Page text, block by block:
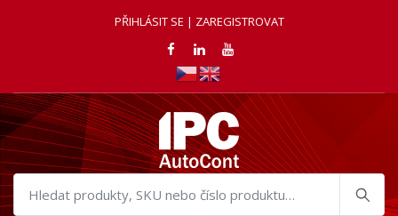
PŘIHLÁSIT SE | ZAREGISTROVAT
Hledat